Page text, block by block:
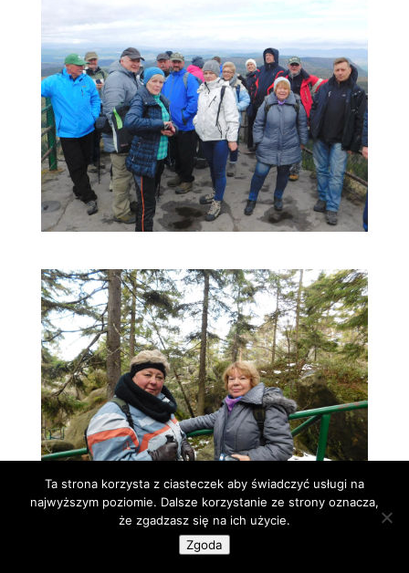
Ta strona korzysta z ciasteczek aby świadczyć usługi na
najwyższym poziomie. Dalsze korzystanie ze strony oznacza,
że zgadzasz się na ich użycie.
Zgoda